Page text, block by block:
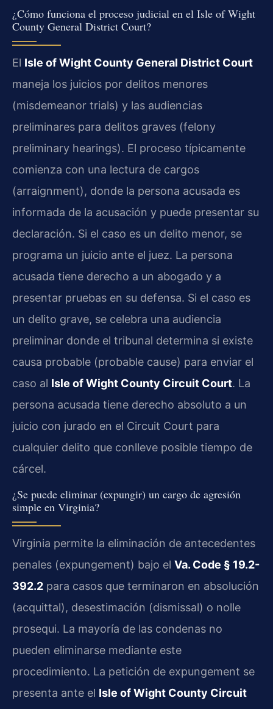
¿Cómo funciona el proceso judicial en el Isle of Wight
County General District Court?
El Isle of Wight County General District Court
maneja los juicios por delitos menores
(misdemeanor trials) y las audiencias
preliminares para delitos graves (felony
preliminary hearings). El proceso típicamente
comienza con una lectura de cargos
(arraignment), donde la persona acusada es
informada de la acusación y puede presentar su
declaración. Si el caso es un delito menor, se
programa un juicio ante el juez. La persona
acusada tiene derecho a un abogado y a
presentar pruebas en su defensa. Si el caso es
un delito grave, se celebra una audiencia
preliminar donde el tribunal determina si existe
causa probable (probable cause) para enviar el
caso al Isle of Wight County Circuit Court. La
persona acusada tiene derecho absoluto a un
juicio con jurado en el Circuit Court para
cualquier delito que conlleve posible tiempo de
cárcel.
¿Se puede eliminar (expungir) un cargo de agresión
simple en Virginia?
Virginia permite la eliminación de antecedentes
penales (expungement) bajo el Va. Code § 19.2-
392.2 para casos que terminaron en absolución
(acquittal), desestimación (dismissal) o nolle
prosequi. La mayoría de las condenas no
pueden eliminarse mediante este
procedimiento. La petición de expungement se
presenta ante el Isle of Wight County Circuit